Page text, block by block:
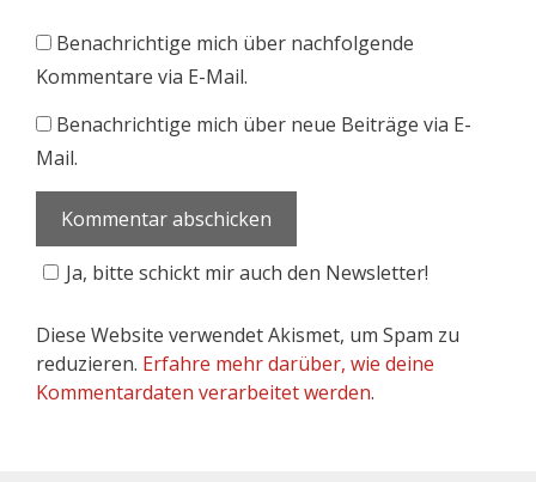
Benachrichtige mich über nachfolgende
Kommentare via E-Mail.
Benachrichtige mich über neue Beiträge via E-
Mail.
Ja, bitte schickt mir auch den Newsletter!
Diese Website verwendet Akismet, um Spam zu
reduzieren. Erfahre mehr darüber, wie deine
Kommentardaten verarbeitet werden.